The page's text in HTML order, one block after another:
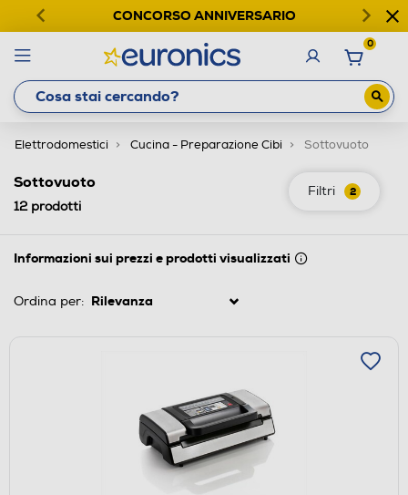
CONCORSO ANNIVERSARIO
0
Elettrodomestici Cucina - Preparazione Cibi Sottovuoto
Filtri 2
Sottovuoto
12prodotti
Informazioni sui prezzi e prodotti visualizzati
Ordina per: